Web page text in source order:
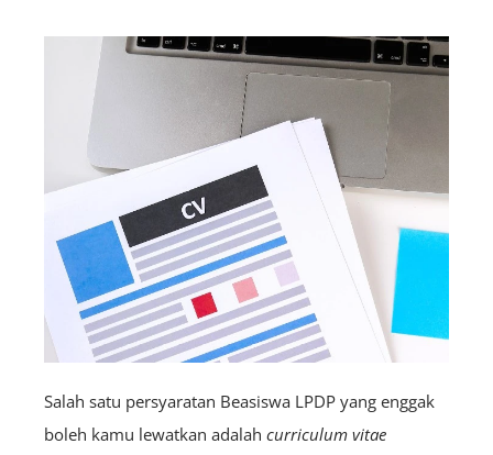
Salah satu persyaratan Beasiswa LPDP yang enggak
boleh kamu lewatkan adalah curriculum vitae